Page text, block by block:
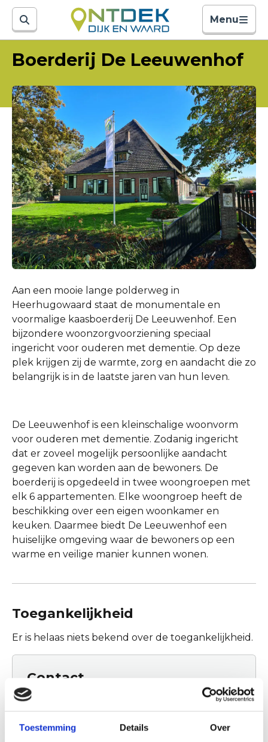
Toestemming Details Over
Menu
Boerderij De Leeuwenhof
Aan een mooie lange polderweg in
Heerhugowaard staat de monumentale en
voormalige kaasboerderij De Leeuwenhof. Een
bijzondere woonzorgvoorziening speciaal
ingericht voor ouderen met dementie. Op deze
plek krijgen zij de warmte, zorg en aandacht die zo
belangrijk is in de laatste jaren van hun leven.
De Leeuwenhof is een kleinschalige woonvorm
voor ouderen met dementie. Zodanig ingericht
dat er zoveel mogelijk persoonlijke aandacht
gegeven kan worden aan de bewoners. De
boerderij is opgedeeld in twee woongroepen met
elk 6 appartementen. Elke woongroep heeft de
beschikking over een eigen woonkamer en
keuken. Daarmee biedt De Leeuwenhof een
huiselijke omgeving waar de bewoners op een
warme en veilige manier kunnen wonen.
Toegankelijkheid
Er is helaas niets bekend over de toegankelijkheid.
Contact
Boerderij De Leeuwenhof
Middenweg 22
1703 RC Heerhugowaard